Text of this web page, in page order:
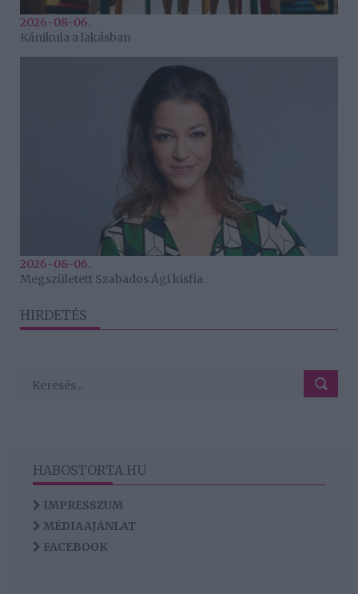
2026-08-06.
Kánikula a lakásban
2026-08-06.
Megszületett Szabados Ági kisfia
HIRDETÉS
HABOSTORTA.HU
IMPRESSZUM
MÉDIAAJÁNLAT
FACEBOOK